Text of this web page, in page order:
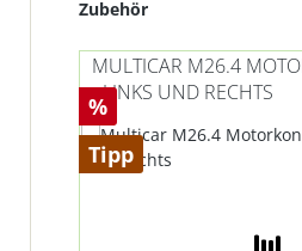
Produktgalerie überspringen
Zubehör
Rabatt
%
Tipp
MULTICAR M26.4
- LINKS UND RECHTS